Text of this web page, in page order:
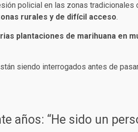
policial en las zonas tradicionales
rurales y de difícil acceso.
plantaciones de marihuana en
siendo interrogados antes de
años: “He sido un